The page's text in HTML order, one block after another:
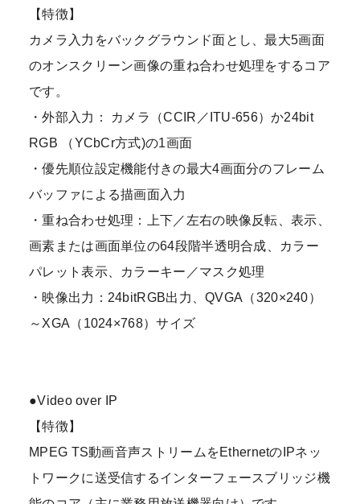
【特徴】
カメラ入力をバックグラウンド面とし、最大5画面
のオンスクリーン画像の重ね合わせ処理をするコア
です。
・外部入力： カメラ（CCIR／ITU-656）か24bit
RGB （YCbCr方式)の1画面
・優先順位設定機能付きの最大4画面分のフレーム
バッファによる描画面入力
・重ね合わせ処理：上下／左右の映像反転、表示、
画素または画面単位の64段階半透明合成、カラー
パレット表示、カラーキー／マスク処理
・映像出力：24bitRGB出力、QVGA（320×240）
～XGA（1024×768）サイズ
●Video over IP
【特徴】
MPEG TS動画音声ストリームをEthernetのIPネッ
トワークに送受信するインターフェースブリッジ機